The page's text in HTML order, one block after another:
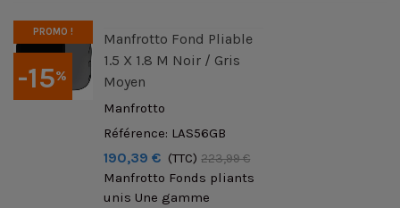
-15%
PROMO !
Manfrotto Fond Pliable
1.5 X 1.8 M Noir / Gris
Moyen
Manfrotto
Référence: LAS56GB
190,39 € (TTC) 223,99 €
Manfrotto Fonds pliants
unis Une gamme